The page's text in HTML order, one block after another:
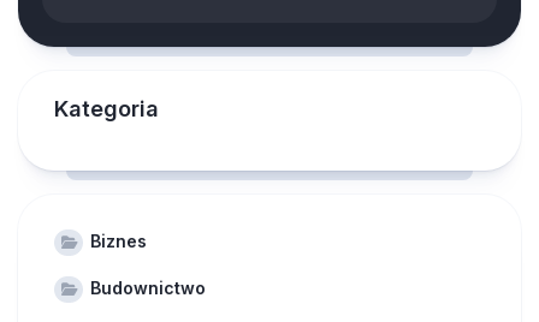
Kategoria
Biznes
Budownictwo